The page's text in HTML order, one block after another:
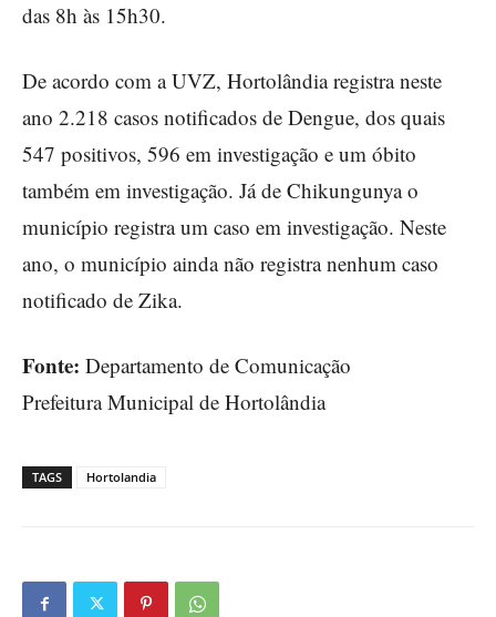
das 8h às 15h30.
De acordo com a UVZ, Hortolândia registra neste
ano 2.218 casos notificados de Dengue, dos quais
547 positivos, 596 em investigação e um óbito
também em investigação. Já de Chikungunya o
município registra um caso em investigação. Neste
ano, o município ainda não registra nenhum caso
notificado de Zika.
Fonte: Departamento de Comunicação
Prefeitura Municipal de Hortolândia
TAGS Hortolandia